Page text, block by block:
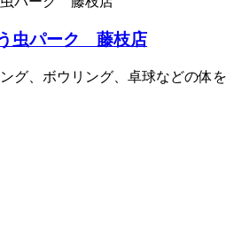
虫パーク 藤枝店
グ、ボウリング、卓球などの体を